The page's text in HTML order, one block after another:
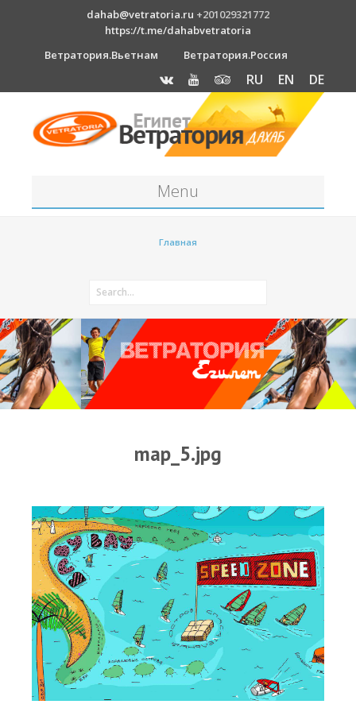
dahab@vetratoria.ru +201029321772
https://t.me/dahabvetratoria
Ветратория.Вьетнам
Ветратория.Россия
RU EN DE
Menu
Как к нам добраться?
Отель Canion
Прогноз погоды
Оборудование
Виртуальный тур Ганет Синай
Дахаб
ВиндСерфКидс
Новости
Медиа
Медиа архив
Фотки
Главная
map_5.jpg